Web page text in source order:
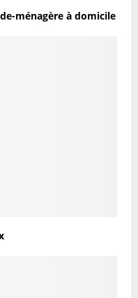
ménagère à domicile